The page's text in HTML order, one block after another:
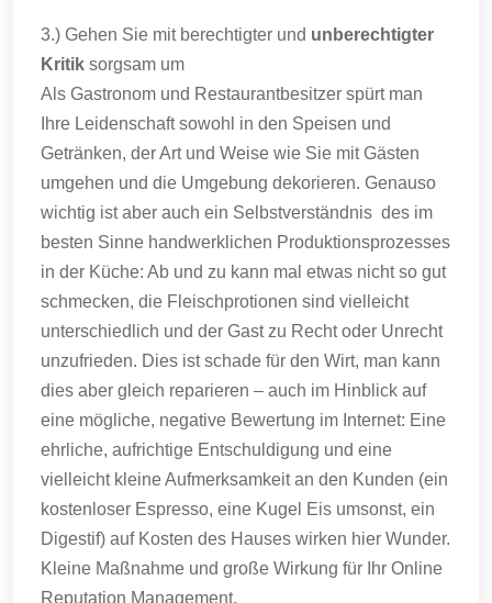
3.) Gehen Sie mit berechtigter und unberechtigter
Kritik sorgsam um
Als Gastronom und Restaurantbesitzer spürt man
Ihre Leidenschaft sowohl in den Speisen und
Getränken, der Art und Weise wie Sie mit Gästen
umgehen und die Umgebung dekorieren. Genauso
wichtig ist aber auch ein Selbstverständnis des im
besten Sinne handwerklichen Produktionsprozesses
in der Küche: Ab und zu kann mal etwas nicht so gut
schmecken, die Fleischprotionen sind vielleicht
unterschiedlich und der Gast zu Recht oder Unrecht
unzufrieden. Dies ist schade für den Wirt, man kann
dies aber gleich reparieren – auch im Hinblick auf
eine mögliche, negative Bewertung im Internet: Eine
ehrliche, aufrichtige Entschuldigung und eine
vielleicht kleine Aufmerksamkeit an den Kunden (ein
kostenloser Espresso, eine Kugel Eis umsonst, ein
Digestif) auf Kosten des Hauses wirken hier Wunder.
Kleine Maßnahme und große Wirkung für Ihr Online
Reputation Management.